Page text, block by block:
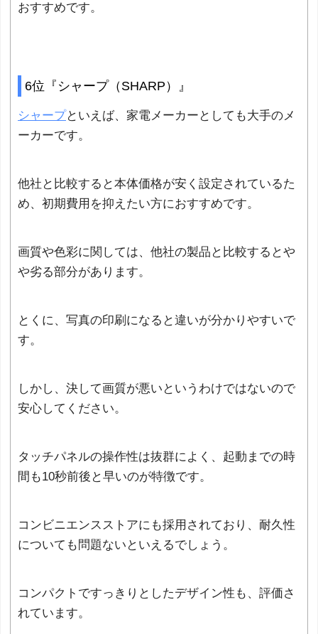
おすすめです。
6位『シャープ（SHARP）』
シャープといえば、家電メーカーとしても大手のメ
ーカーです。
他社と比較すると本体価格が安く設定されているた
め、初期費用を抑えたい方におすすめです。
画質や色彩に関しては、他社の製品と比較するとや
や劣る部分があります。
とくに、写真の印刷になると違いが分かりやすいで
す。
しかし、決して画質が悪いというわけではないので
安心してください。
タッチパネルの操作性は抜群によく、起動までの時
間も10秒前後と早いのが特徴です。
コンビニエンスストアにも採用されており、耐久性
についても問題ないといえるでしょう。
コンパクトですっきりとしたデザイン性も、評価さ
れています。